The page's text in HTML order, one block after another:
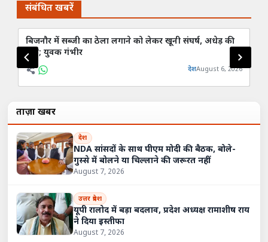
संबंधित खबरें
बिजनौर में सब्जी का ठेला लगाने को लेकर खूनी संघर्ष, अधेड़ की
मौत; युवक गंभीर
देशAugust 6, 2026
ताज़ा खबरें
देश
NDA सांसदों के साथ पीएम मोदी की बैठक, बोले-
गुस्से में बोलने या चिल्लाने की जरूरत नहीं
August 7, 2026
उत्तर प्रदेश
यूपी रालोद में बड़ा बदलाव, प्रदेश अध्यक्ष रामाशीष राय
ने दिया इस्तीफा
August 7, 2026